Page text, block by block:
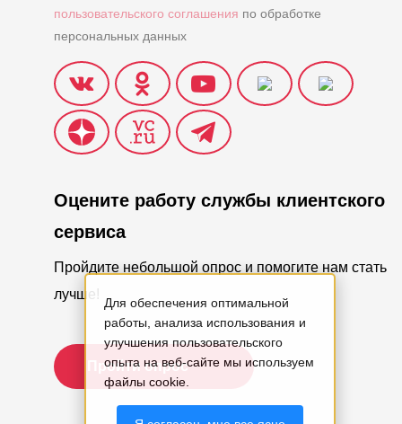
пользовательского соглашения по обработке
персональных данных
Оцените работу службы клиентского
сервиса
Пройдите небольшой опрос и помогите нам стать
лучше!
Пройти опрос
Для обеспечения оптимальной
работы, анализа использования и
улучшения пользовательского
опыта на веб-сайте мы используем
файлы cookie.